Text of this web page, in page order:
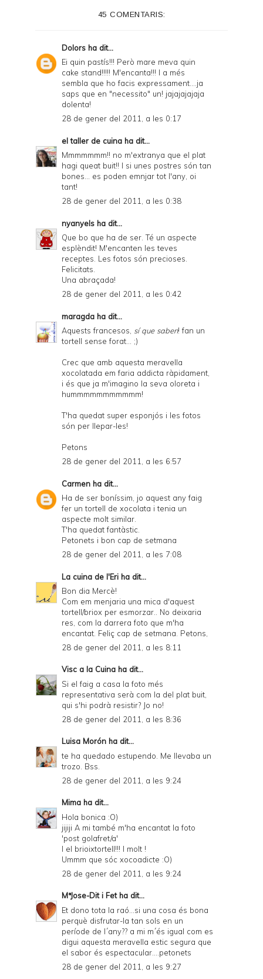
45 COMENTARIS:
Dolors ha dit...
Ei quin pastís!!! Però mare meva quin
cake stand!!!!! M'encanta!!! I a més
sembla que ho facis expressament....ja
saps que en "necessito" un! jajajajajaja
dolenta!
28 de gener del 2011, a les 0:17
el taller de cuina ha dit...
Mmmmmmm!! no m'extranya que el plat
hagi queat buit!! I si unes postres són tan
bones... es poden emnjar tot l'any, oi
tant!
28 de gener del 2011, a les 0:38
nyanyels ha dit...
Que bo que ha de ser. Té un aspecte
esplèndit! M'encanten les teves
receptes. Les fotos són precioses.
Felicitats.
Una abraçada!
28 de gener del 2011, a les 0:42
maragda ha dit...
Aquests francesos, sí que saben! fan un
tortell sense forat... ;)
Crec que amb aquesta meravella
xocolatada em faria addicta ràpidament,
i és que ja m'imagino la seva oloreta i
hummmmmmmmmmm!
T'ha quedat super esponjós i les fotos
són per llepar-les!
Petons
28 de gener del 2011, a les 6:57
Carmen ha dit...
Ha de ser boníssim, jo aquest any faig
fer un tortell de xocolata i tenia un
aspecte molt similar.
T'ha quedat fantàstic.
Petonets i bon cap de setmana
28 de gener del 2011, a les 7:08
La cuina de l'Eri ha dit...
Bon dia Mercè!
Com em menjaria una mica d'aquest
tortell/briox per esmorzar.. No deixaria
res, com la darrera foto que m'ha
encantat. Feliç cap de setmana. Petons,
28 de gener del 2011, a les 8:11
Visc a la Cuina ha dit...
Si el faig a casa la foto més
representativa serà com la del plat buit,
qui s'hi podrà resistir? Jo no!
28 de gener del 2011, a les 8:36
Luisa Morón ha dit...
te ha quedado estupendo. Me llevaba un
trozo. Bss.
28 de gener del 2011, a les 9:24
Mima ha dit...
Hola bonica :O)
jijiji A mi també m'ha encantat la foto
'post golafret/a'
I el brioixtortell!!! I molt !
Ummm que sóc xocoadicte :O)
28 de gener del 2011, a les 9:24
MªJose-Dit i Fetha dit...
Et dono tota la raó...si una cosa és bona
perquè disfrutar-la tan sols en un
període de l´any?? a mi m´és igual com es
digui aquesta meravella estic segura que
el sabor és espectacular....petonets
28 de gener del 2011, a les 9:27